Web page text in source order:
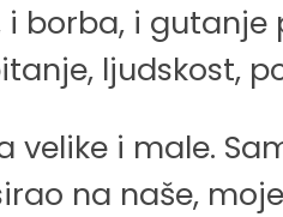
borba, i
ljudskost,
velike i male.
na naše,